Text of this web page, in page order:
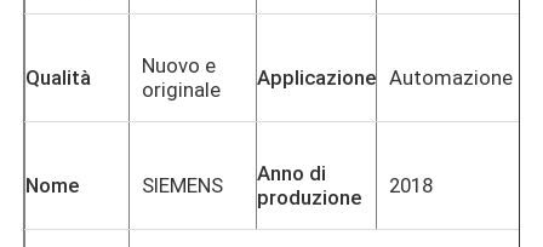
Qualità
Nuovo e
originale
Applicazione Automazione
Nome SIEMENS
Anno di
produzione
2018